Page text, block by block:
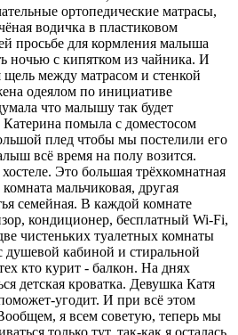
ортопедические матрасы,
водичка в пластиковом
просьбе для кормления малыша
ночью с кипятком из чайника. И
щель между матрасом и стенкой
одеялом по инициативе
что малышу так будет
помыла с доместосом
плед чтобы мы постелили его
всё время на полу возится.
Это большая трёхкомнатная
мальчиковая, другая
семейная. В каждой комнате
кондиционер, бесплатный Wi-Fi,
чистеньких туалетных комнаты
душевой кабиной и стиральной
кто курит - балкон. На днях
детская кроватка. Девушка Катя
угодит. И при всё этом
я всем советую, теперь мы
только тут, так-как я осталась